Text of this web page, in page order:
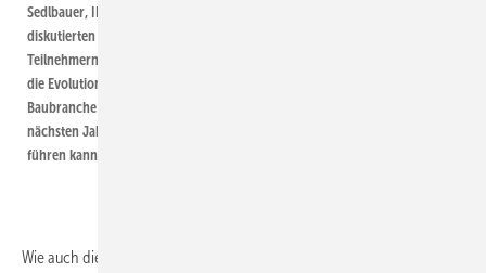
Sedlbauer, IBP,
diskutierten mit den
Teilnehmern, wohin
die Evolution die
Baubranche in den
nächsten Jahren
führen kann.
Wie auch die Komplexität in der Ausführung abgebaut werden kann,